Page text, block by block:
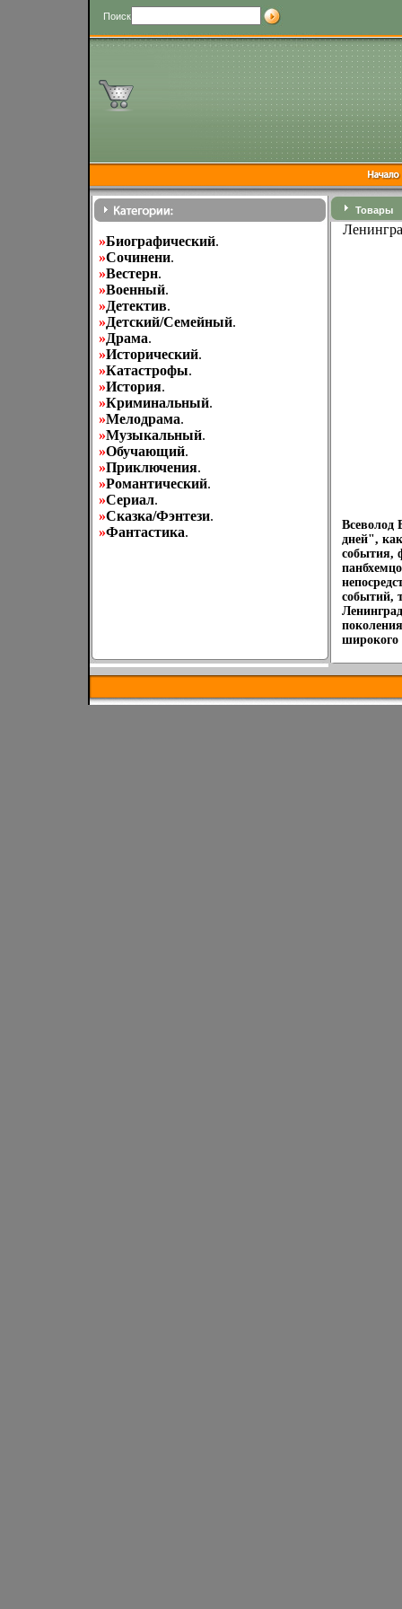
Поиск
»Биографический.
»Cочинени.
»Вестерн.
»Военный.
»Детектив.
»Детский/Семейный.
»Драма.
»Исторический.
»Катастрофы.
»История.
»Криминальный.
»Мелодрама.
»Музыкальный.
»Обучающий.
»Приключения.
»Романтический.
»Сериал.
»Сказка/Фэнтези.
»Фантастика.
Товары
Всеволод
дней",
события,
событий,
широкого